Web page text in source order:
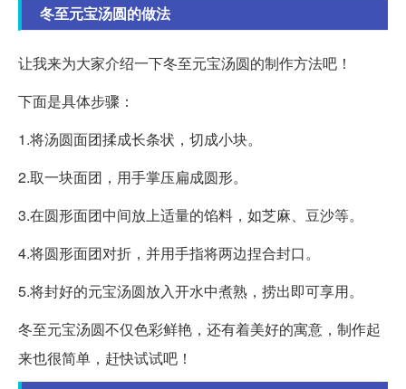
冬至元宝汤圆的做法
让我来为大家介绍一下冬至元宝汤圆的制作方法吧！
下面是具体步骤：
1.将汤圆面团揉成长条状，切成小块。
2.取一块面团，用手掌压扁成圆形。
3.在圆形面团中间放上适量的馅料，如芝麻、豆沙等。
4.将圆形面团对折，并用手指将两边捏合封口。
5.将封好的元宝汤圆放入开水中煮熟，捞出即可享用。
冬至元宝汤圆不仅色彩鲜艳，还有着美好的寓意，制作起
来也很简单，赶快试试吧！